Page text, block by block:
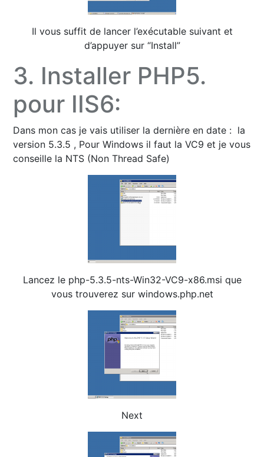
Il vous suffit de lancer l’exécutable suivant et
d’appuyer sur “Install”
3. Installer PHP5.
pour IIS6:
Dans mon cas je vais utiliser la dernière en date : la
version 5.3.5 , Pour Windows il faut la VC9 et je vous
conseille la NTS (Non Thread Safe)
Lancez le php-5.3.5-nts-Win32-VC9-x86.msi que
vous trouverez sur windows.php.net
Next